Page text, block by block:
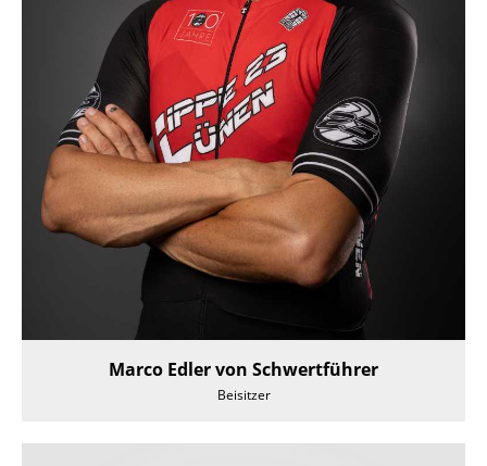
Marco Edler von Schwertführer
Beisitzer